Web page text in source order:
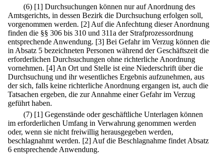
(6) [1] Durchsuchungen können nur auf Anordnung des
Amtsgerichts, in dessen Bezirk die Durchsuchung erfolgen soll,
vorgenommen werden. [2] Auf die Anfechtung dieser Anordnung
finden die §§ 306 bis 310 und 311a der Strafprozessordnung
entsprechende Anwendung. [3] Bei Gefahr im Verzug können die
in Absatz 5 bezeichneten Personen während der Geschäftszeit die
erforderlichen Durchsuchungen ohne richterliche Anordnung
vornehmen. [4] An Ort und Stelle ist eine Niederschrift über die
Durchsuchung und ihr wesentliches Ergebnis aufzunehmen, aus
der sich, falls keine richterliche Anordnung ergangen ist, auch die
Tatsachen ergeben, die zur Annahme einer Gefahr im Verzug
geführt haben.
(7) [1] Gegenstände oder geschäftliche Unterlagen können
im erforderlichen Umfang in Verwahrung genommen werden
oder, wenn sie nicht freiwillig herausgegeben werden,
beschlagnahmt werden. [2] Auf die Beschlagnahme findet Absatz
6 entsprechende Anwendung.